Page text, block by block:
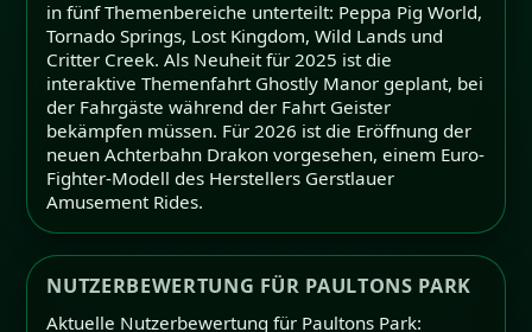
in fünf Themenbereiche unterteilt: Peppa Pig World,
Tornado Springs, Lost Kingdom, Wild Lands und
Critter Creek. Als Neuheit für 2025 ist die
interaktive Themenfahrt Ghostly Manor geplant, bei
der Fahrgäste während der Fahrt Geister
bekämpfen müssen. Für 2026 ist die Eröffnung der
neuen Achterbahn Drakon vorgesehen, einem Euro-
Fighter-Modell des Herstellers Gerstlauer
Amusement Rides.
NUTZERBEWERTUNG FÜR PAULTONS PARK
Aktuelle Nutzerbewertung für Paultons Park: